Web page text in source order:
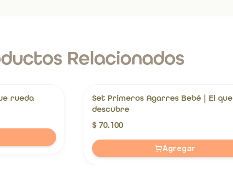
Relacionados
rueda
Set Primeros Agarres Bebé | El que
descubre
$ 70.100
Agregar